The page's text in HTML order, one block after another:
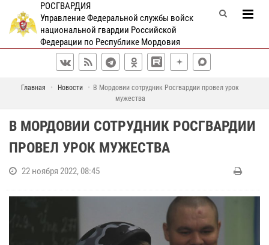
РОСГВАРДИЯ
Управление Федеральной службы войск
национальной гвардии Российской
Федерации по Республике Мордовия
Главная Новости
В Мордовии сотрудник Росгвардии провел урок
мужества
В МОРДОВИИ СОТРУДНИК РОСГВАРДИИ
ПРОВЕЛ УРОК МУЖЕСТВА
22 ноября 2022, 08:45